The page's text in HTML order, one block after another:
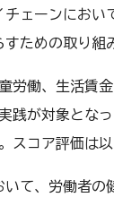
ェーンにおい
ための取り組
労働、生活賃
践が対象とな
スコア評価は
て、労働者の